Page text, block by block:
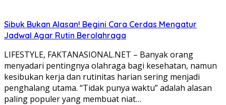
Sibuk Bukan Alasan! Begini Cara Cerdas Mengatur
Jadwal Agar Rutin Berolahraga
LIFESTYLE, FAKTANASIONAL.NET – Banyak orang
menyadari pentingnya olahraga bagi kesehatan, namun
kesibukan kerja dan rutinitas harian sering menjadi
penghalang utama. “Tidak punya waktu” adalah alasan
paling populer yang membuat niat…